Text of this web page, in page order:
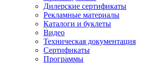
Дилерские сертификаты
Рекламные материалы
Каталоги и буклеты
Видео
Техническая документация
Сертификаты
Программы